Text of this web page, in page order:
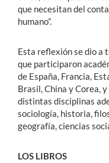
que necesitan del
humano”.
Esta reflexión se dio a
que participaron
de España, Francia,
Brasil, China y Corea,
distintas disciplinas
sociología, historia,
geografía, ciencias
LOS LIBROS